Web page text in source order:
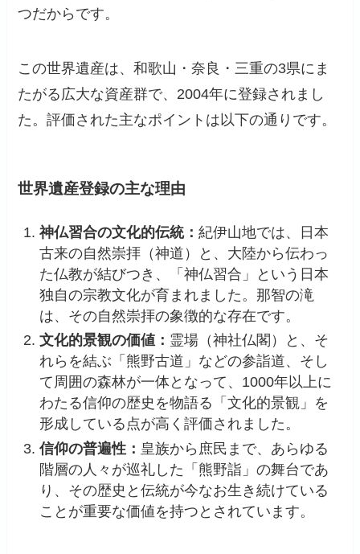
つだからです。
この世界遺産は、和歌山・奈良・三重の3県にま
たがる広大な資産群で、2004年に登録されまし
た。評価された主なポイントは以下の通りです。
世界遺産登録の主な理由
神仏習合の文化的伝統：紀伊山地では、日本
古来の自然崇拝（神道）と、大陸から伝わっ
た仏教が結びつき、「神仏習合」という日本
独自の宗教文化が育まれました。那智の滝
は、その自然崇拝の象徴的な存在です。
文化的景観の価値： 霊場（神社仏閣）と、そ
れらを結ぶ「熊野古道」などの参詣道、そし
て周囲の森林が一体となって、1000年以上に
わたる信仰の歴史を物語る「文化的景観」を
形成している点が高く評価されました。
信仰の普遍性： 皇族から庶民まで、あらゆる
階層の人々が巡礼した「熊野詣」の舞台であ
り、その歴史と伝統が今なお生き続けている
ことが重要な価値を持つとされています。